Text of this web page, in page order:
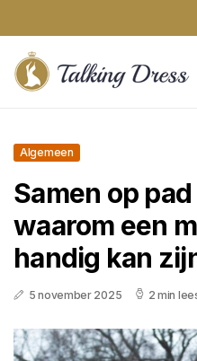
Algemeen
Samen op
waarom een
handig kan
5 november 2025 2 min